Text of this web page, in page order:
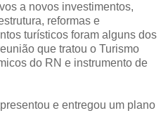
a novos investimentos,
reformas e
turísticos foram alguns dos
que tratou o Turismo
do RN e instrumento de
e entregou um plano